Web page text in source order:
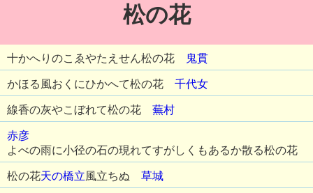
松の花
十かへりのこゑやたえせん松の花 鬼貫
かほる風おくにひかへて松の花 千代女
線香の灰やこぼれて松の花 蕪村
赤彦
よべの雨に小径の石の現れてすがしくもあるか散る松の花
松の花天の橋立風立ちぬ 草城